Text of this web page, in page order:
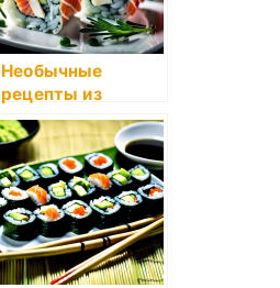
Необычные
рецепты из
картофеля